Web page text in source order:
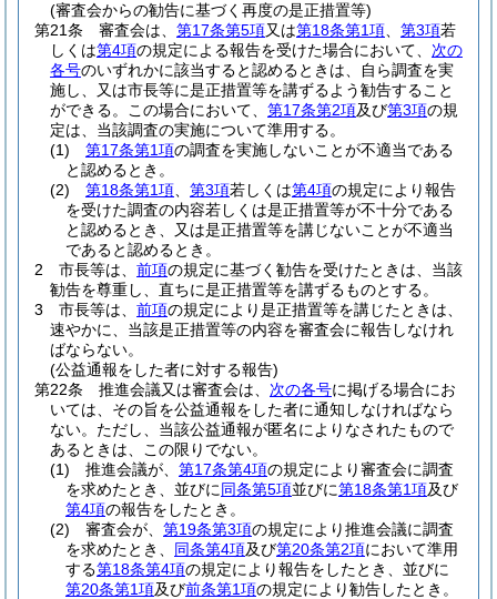
(審査会からの勧告に基づく再度の是正措置等)
第21条
審査会は、 第17条第5項又は第18条第1項 第3項若
しくは第4項の規定による報告を受けた場合において、 次の
各号のいずれかに該当すると認めるときは、自ら調査を実
施し、又は市長等に是正措置等を講ずるよう勧告すること
ができる。
この場合において、 第17条第2項及び第3項の規
定は、当該調査の実施について準用する。
(1)
第17条第1項の調査を実施しないことが不適当である
と認めるとき。
(2)
第18条第1項 第3項若しくは第4項の規定により報告
を受けた調査の内容若しくは是正措置等が不十分である
と認めるとき、又は是正措置等を講じないことが不適当
であると認めるとき。
2
市長等は、 前項の規定に基づく勧告を受けたときは、当該
勧告を尊重し、直ちに是正措置等を講ずるものとする。
3
市長等は、 前項の規定により是正措置等を講じたときは、
速やかに、当該是正措置等の内容を審査会に報告しなけれ
ばならない。
(公益通報をした者に対する報告)
第22条
推進会議又は審査会は、 次の各号に掲げる場合にお
いては、その旨を公益通報をした者に通知しなければなら
ない。 ただし、当該公益通報が匿名によりなされたもので
あるときは、この限りでない。
(1)
推進会議が、 第17条第4項の規定により審査会に調査
を求めたとき、並びに同条第5項並びに第18条第1項及び
第4項の報告をしたとき。
(2)
審査会が、 第19条第3項の規定により推進会議に調査
を求めたとき、 同条第4項及び第20条第2項において準用
する第18条第4項の規定により報告をしたとき、並びに
第20条第1項及び前条第1項の規定により勧告したとき。